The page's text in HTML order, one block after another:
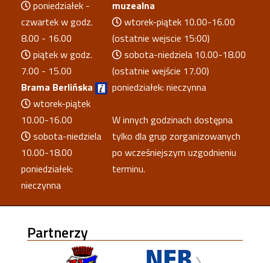
poniedziałek -
czwartek w godz.
8.00 - 16.00
piątek w godz.
7.00 - 15.00
Brama Berlińska
wtorek-piątek
10.00-16.00
sobota-niedziela
10.00-18.00
poniedziałek:
nieczynna
muzealna
wtorek-piątek 10.00-16.00
(ostatnie wejscie 15:00)
sobota-niedziela 10.00-18.00
(ostatnie wejście 17.00)
poniedziałek: nieczynna
W innych godzinach dostępna
tylko dla grup zorganizowanych
po wcześniejszym uzgodnieniu
terminu.
Partnerzy